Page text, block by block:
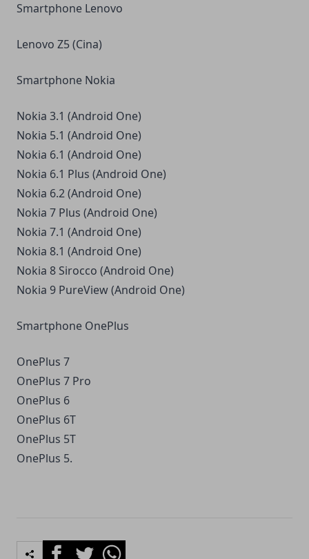
Smartphone Lenovo
Lenovo Z5 (Cina)
Smartphone Nokia
Nokia 3.1 (Android One)
Nokia 5.1 (Android One)
Nokia 6.1 (Android One)
Nokia 6.1 Plus (Android One)
Nokia 6.2 (Android One)
Nokia 7 Plus (Android One)
Nokia 7.1 (Android One)
Nokia 8.1 (Android One)
Nokia 8 Sirocco (Android One)
Nokia 9 PureView (Android One)
Smartphone OnePlus
OnePlus 7
OnePlus 7 Pro
OnePlus 6
OnePlus 6T
OnePlus 5T
OnePlus 5.
FacebookTwitterWhatsapp